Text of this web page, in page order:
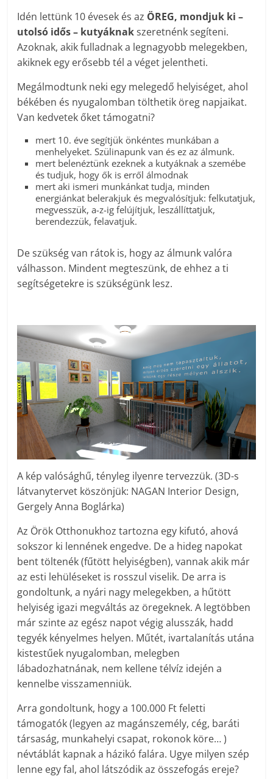
Idén lettünk 10 évesek és az ÖREG, mondjuk ki –
utolsó idős – kutyáknakszeretnénk segíteni.
Azoknak, akik fulladnak a legnagyobb melegekben,
akiknek egy erősebb tél a véget jelentheti.
Megálmodtunk neki egy melegedő helyiséget, ahol
békében és nyugalomban tölthetik öreg napjaikat.
Van kedvetek őket támogatni?
mert 10. éve segítjük önkéntes munkában a
menhelyeket. Szülinapunk van és ez az álmunk.
mert belenéztünk ezeknek a kutyáknak a szemébe
és tudjuk, hogy ők is erről álmodnak
mert aki ismeri munkánkat tudja, minden
energiánkat belerakjuk és megvalósítjuk: felkutatjuk,
megvesszük, a-z-ig felújítjuk, leszállíttatjuk,
berendezzük, felavatjuk.
De szükség van rátok is, hogy az álmunk valóra
válhasson. Mindent megteszünk, de ehhez a ti
segítségetekre is szükségünk lesz.
A kép valósághű, tényleg ilyenre tervezzük. (3D-s
látvanytervet köszönjük: NAGAN Interior Design,
Gergely Anna Boglárka)
Az Örök Otthonukhoz tartozna egy kifutó, ahová
sokszor ki lennének engedve. De a hideg napokat
bent töltenék (fűtött helyiségben), vannak akik már
az esti lehüléseket is rosszul viselik. De arra is
gondoltunk, a nyári nagy melegekben, a hűtött
helyiség igazi megváltás az öregeknek. A legtöbben
már szinte az egész napot végig alusszák, hadd
tegyék kényelmes helyen. Műtét, ivartalanítás utána
kistestűek nyugalomban, melegben
lábadozhatnának, nem kellene télvíz idején a
kennelbe visszamenniük.
Arra gondoltunk, hogy a 100.000 Ft feletti
támogatók (legyen az magánszemély, cég, baráti
társaság, munkahelyi csapat, rokonok köre… )
névtáblát kapnak a házikó falára. Ugye milyen szép
lenne egy fal, ahol látszódik az összefogás ereje?